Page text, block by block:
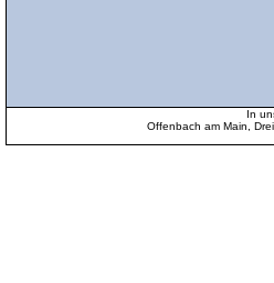
In
Offenbach am Main,